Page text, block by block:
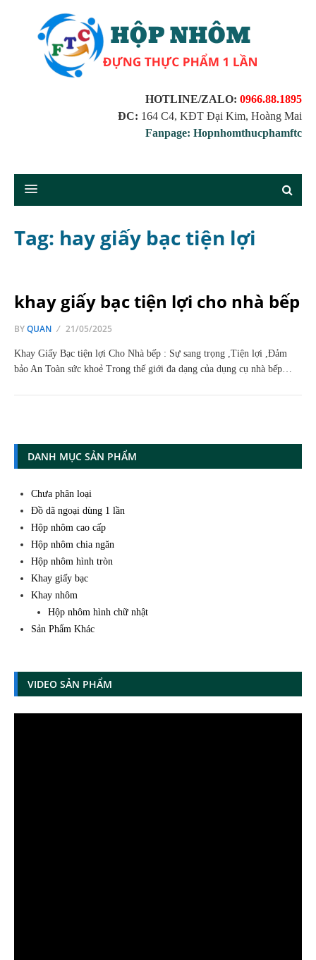
HOTLINE/ZALO: 0966.88.1895
ĐC: 164 C4, KĐT Đại Kim, Hoàng Mai
Fanpage: Hopnhomthucphamftc
Tag: hay giấy bạc tiện lợi
khay giấy bạc tiện lợi cho nhà bếp
BYQUAN 21/05/2025
Khay Giấy Bạc tiện lợi Cho Nhà bếp : Sự sang trọng ,Tiện lợi ,Đảm
bảo An Toàn sức khoẻ Trong thế giới đa dạng của dụng cụ nhà bếp…
DANH MỤC SẢN PHẨM
Chưa phân loại
Đồ dã ngoại dùng 1 lần
Hộp nhôm cao cấp
Hộp nhôm chia ngăn
Hộp nhôm hình tròn
Khay giấy bạc
Khay nhôm
Hộp nhôm hình chữ nhật
Sản Phẩm Khác
VIDEO SẢN PHẨM